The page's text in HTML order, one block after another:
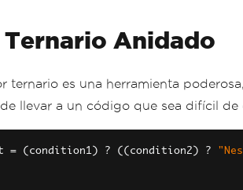
Anidado
ternario es una herramienta
llevar a un código que sea difícil
= ( condition1 ) ? (( condition2 ) ?